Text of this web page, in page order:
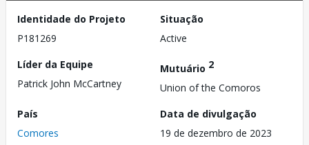
Identidade do Projeto
P181269
Situação
Active
Líder da Equipe
Patrick John McCartney
Mutuário 2
Union of the Comoros
País
Comores
Data de divulgação
19 de dezembro de 2023